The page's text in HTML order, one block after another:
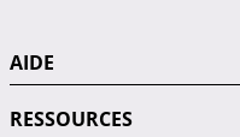
AIDE
RESSOURCES